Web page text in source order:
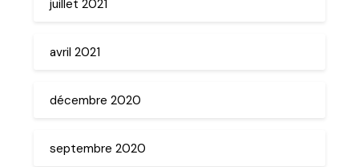
juillet 2021
avril 2021
décembre 2020
septembre 2020